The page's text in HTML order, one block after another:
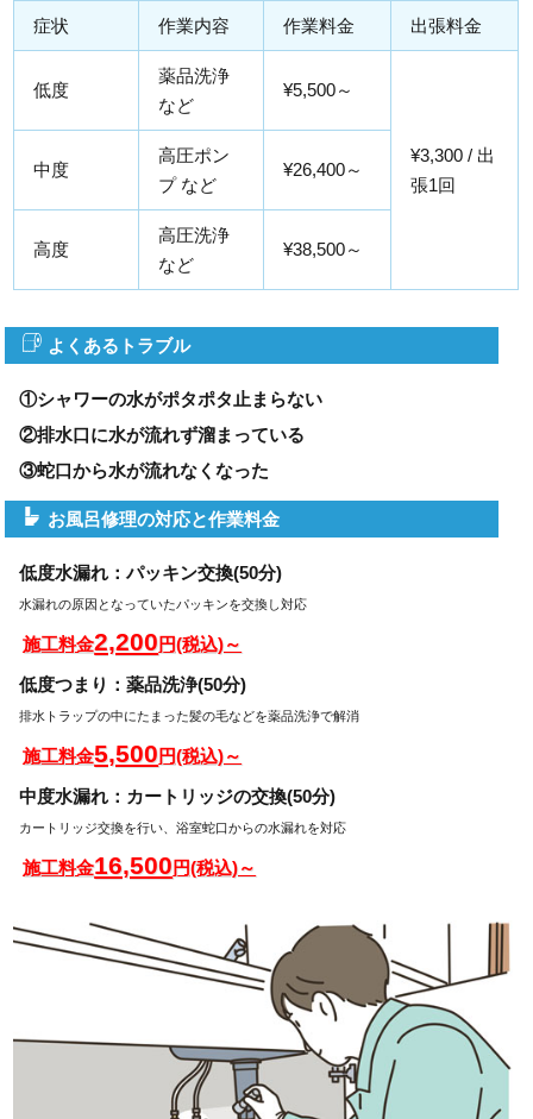
症状 作業内容 作業料金 出張料金
低度
薬品洗浄
など
¥5,500～
¥3,300 / 出
張1回
中度
高圧ポン
プ など
¥26,400～
高度
高圧洗浄
など
¥38,500～
よくあるトラブル
①シャワーの水がポタポタ止まらない
②排水口に水が流れず溜まっている
③蛇口から水が流れなくなった
お風呂修理の対応と作業料金
低度水漏れ：パッキン交換(50分)
水漏れの原因となっていたパッキンを交換し対応
施工料金2,200円(税込)～
低度つまり：薬品洗浄(50分)
排水トラップの中にたまった髪の毛などを薬品洗浄で解消
施工料金5,500円(税込)～
中度水漏れ：カートリッジの交換(50分)
カートリッジ交換を行い、浴室蛇口からの水漏れを対応
施工料金16,500円(税込)～